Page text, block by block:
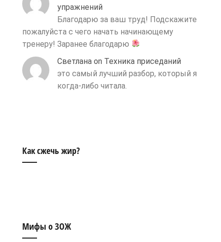
упражнений
Благодарю за ваш труд! Подскажите
пожалуйста с чего начать начинающему
тренеру! Заранее благодарю
Светлана on Техника приседаний
это самый лучший разбор, который я
когда-либо читала.
Как сжечь жир?
Мифы о ЗОЖ